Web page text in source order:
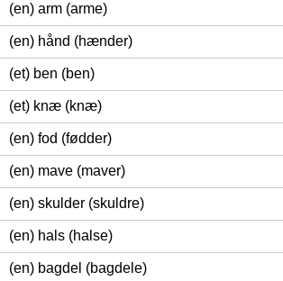
(en) arm (arme)
(en) hånd (hænder)
(et) ben (ben)
(et) knæ (knæ)
(en) fod (fødder)
(en) mave (maver)
(en) skulder (skuldre)
(en) hals (halse)
(en) bagdel (bagdele)